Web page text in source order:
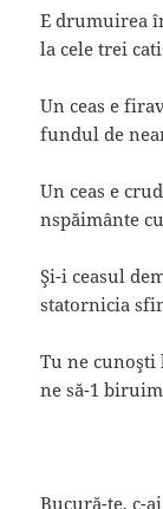
E drumuirea
la cele trei
Un ceas e
fundul de
Un ceas e
nspăimânte
Şi-i ceasul
statornicia
Tu ne
ne să-1
Bucură-te, c-